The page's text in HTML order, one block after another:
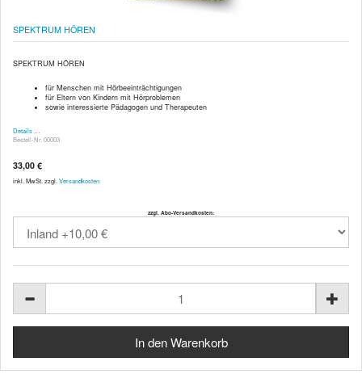
SPEKTRUM HÖREN
SPEKTRUM HÖREN
für Menschen mit Hörbeeinträchtigungen
für Eltern von Kindern mit Hörproblemen
sowie interessierte Pädagogen und Therapeuten
Details …
Bestell-Nr. 00003
33,00 €
inkl. MwSt. zzgl. Versandkosten
zzgl. Abo-Versandkosten: